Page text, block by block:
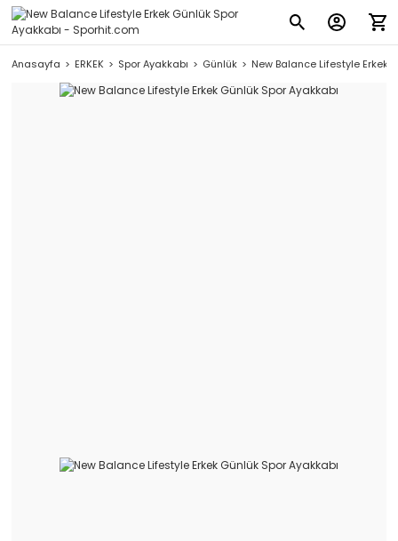
Anasayfa ERKEK Spor Ayakkabı Günlük New Balance Lifestyle Erkek